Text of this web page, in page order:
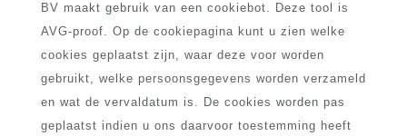
BV maakt gebruik van een cookiebot. Deze tool is
AVG-proof. Op de cookiepagina kunt u zien welke
cookies geplaatst zijn, waar deze voor worden
gebruikt, welke persoonsgegevens worden verzameld
en wat de vervaldatum is. De cookies worden pas
geplaatst indien u ons daarvoor toestemming heeft